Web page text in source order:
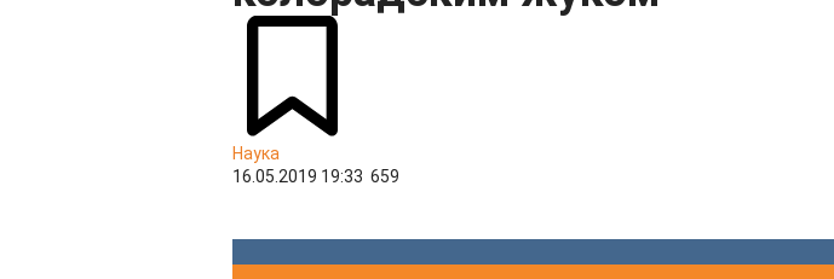
Наука
16.05.2019 19:33 659